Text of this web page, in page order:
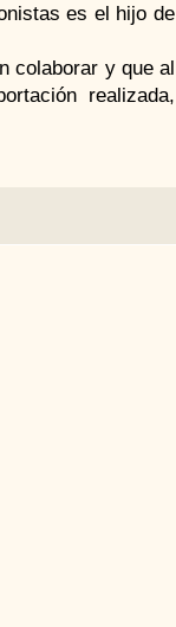
es el hijo de
colaborar y que al
realizada,